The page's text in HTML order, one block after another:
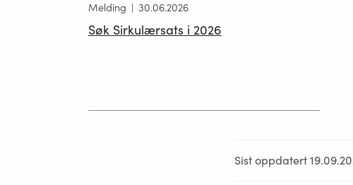
Melding 30.06.2026
Søk Sirkulærsats i 2026
Sist oppdatert